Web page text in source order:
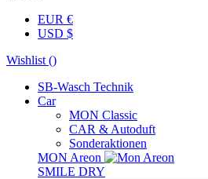
EUR €
USD $
Wishlist ()
SB-Wasch Technik
Car
MON Classic
CAR & Autoduft
Sonderaktionen
MON Areon
SMILE DRY